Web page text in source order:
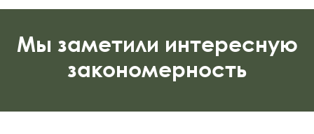
Мы заметили интересную
закономерность